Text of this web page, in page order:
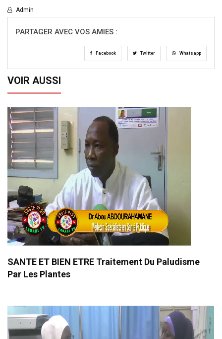
Admin
PARTAGER AVEC VOS AMIES :
Facebook Twitter Whatsapp
VOIR AUSSI
SANTE ET BIEN ETRE Traitement Du Paludisme
Par Les Plantes